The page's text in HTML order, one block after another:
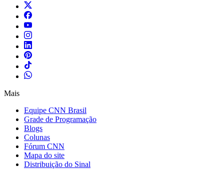
Mais
Equipe CNN Brasil
Grade de Programação
Blogs
Colunas
Fórum CNN
Mapa do site
Distribuição do Sinal